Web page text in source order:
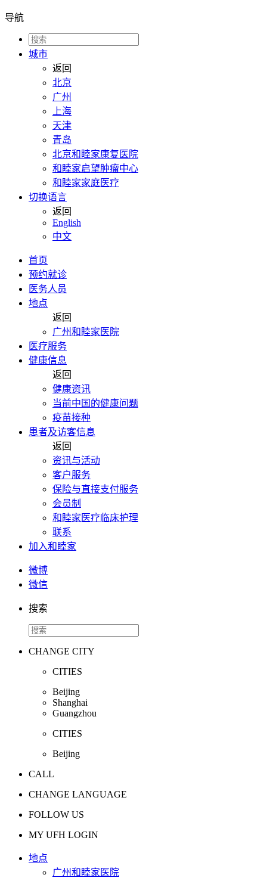
导航
城市
返回
北京
广州
上海
天津
青岛
北京和睦家康复医院
和睦家启望肿瘤中心
和睦家家庭医疗
切换语言
返回
English
中文
首页
预约就诊
医务人员
地点
返回
广州和睦家医院
医疗服务
健康信息
返回
健康资讯
当前中国的健康问题
疫苗接种
患者及访客信息
返回
资讯与活动
客户服务
保险与直接支付服务
会员制
和睦家医疗临床护理
联系
加入和睦家
微博
微信
搜索
CHANGE CITY
CITIES
Beijing
Shanghai
Guangzhou
CITIES
Beijing
CALL
CHANGE LANGUAGE
FOLLOW US
MY UFH LOGIN
地点
广州和睦家医院